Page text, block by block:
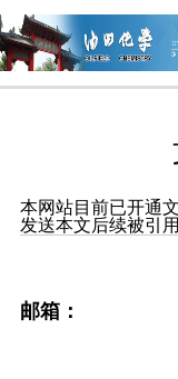
本网站目前已开通
发送本文后续被引
邮箱：